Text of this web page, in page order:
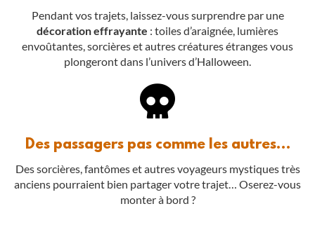
Pendant vos trajets, laissez-vous surprendre par une
décoration effrayante : toiles d’araignée, lumières
envoûtantes, sorcières et autres créatures étranges vous
plongeront dans l’univers d’Halloween.
Des passagers pas comme les autres…
Des sorcières, fantômes et autres voyageurs mystiques très
anciens pourraient bien partager votre trajet… Oserez-vous
monter à bord ?